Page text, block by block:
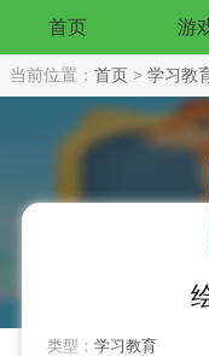
首页 游
当前位置： 首页 > 学习教
类型： 学习教育